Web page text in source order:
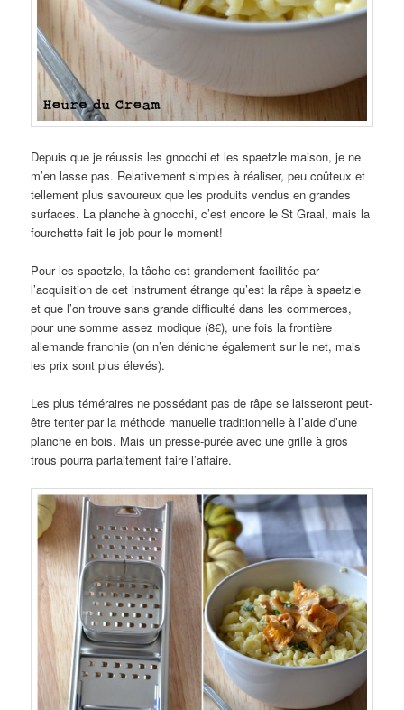
Depuis que je réussis les gnocchi et les spaetzle maison, je ne
m’en lasse pas. Relativement simples à réaliser, peu coûteux et
tellement plus savoureux que les produits vendus en grandes
surfaces. La planche à gnocchi, c’est encore le St Graal, mais la
fourchette fait le job pour le moment!
Pour les spaetzle, la tâche est grandement facilitée par
l’acquisition de cet instrument étrange qu’est la râpe à spaetzle
et que l’on trouve sans grande difficulté dans les commerces,
pour une somme assez modique (8€), une fois la frontière
allemande franchie (on n’en déniche également sur le net, mais
les prix sont plus élevés).
Les plus téméraires ne possédant pas de râpe se laisseront peut-
être tenter par la méthode manuelle traditionnelle à l’aide d’une
planche en bois. Mais un presse-purée avec une grille à gros
trous pourra parfaitement faire l’affaire.